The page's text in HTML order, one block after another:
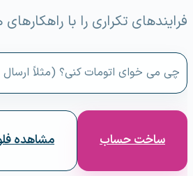
فرایندهای تکراری را با
چی می خوای اتومات کنی؟ (مثلاً ارسال
ساخت حساب مشاهده